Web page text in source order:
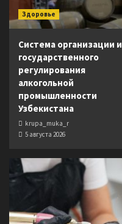
Здоровье
Система организации и
государственного
регулирования
алкогольной
промышленности
Узбекистана
krupa_muka_r
5 августа 2026